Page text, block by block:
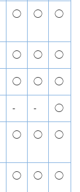
◯ ◯ ◯
◯ ◯ ◯
◯ ◯ ◯
- - ◯
◯ ◯ ◯
◯ ◯ ◯